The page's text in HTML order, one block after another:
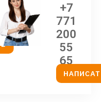
+7
771
200
55
65